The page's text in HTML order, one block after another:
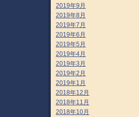
2019年9月
2019年8月
2019年7月
2019年6月
2019年5月
2019年4月
2019年3月
2019年2月
2019年1月
2018年12月
2018年11月
2018年10月